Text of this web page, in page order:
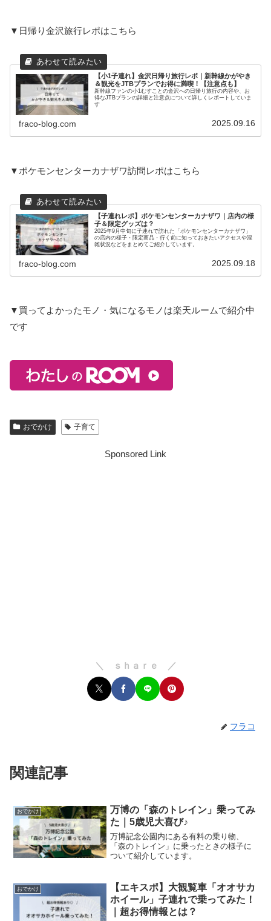
▼日帰り金沢旅行レポはこちら
【小1子連れ】金沢日帰り旅行レポ｜新幹線かがやき
＆観光をJTBプランでお得に満喫！【注意点も】
新幹線ファンの小1むすことの金沢への日帰り旅行の内容や、お
得なJTBプランの詳細と注意点について詳しくレポートしていま
す
fraco-blog.com 2025.09.16
▼ポケモンセンターカナザワ訪問レポはこちら
【子連れレポ】ポケモンセンターカナザワ｜店内の様
子＆限定グッズは？
2025年9月中旬に子連れで訪れた「ポケモンセンターカナザワ」
の店内の様子・限定商品・行く前に知っておきたいアクセスや混
雑状況などをまとめてご紹介しています。
fraco-blog.com 2025.09.18
▼買ってよかったモノ・気になるモノは楽天ルームで紹介中
です
おでかけ 子育て
Sponsored Link
＼ ｓｈａｒｅ ／
フラコ
関連記事
おでかけ
万博の「森のトレイン」乗ってみ
た｜5歳児大喜び♪
万博記念公園内にある有料の乗り物、
「森のトレイン」に乗ったときの様子に
ついて紹介しています。
おでかけ
【エキスポ】大観覧車「オオサカ
ホイール」子連れで乗ってみた！
｜超お得情報とは？